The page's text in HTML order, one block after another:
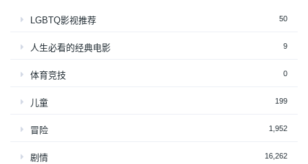
LGBTQ影视推荐 50
人生必看的经典电影 9
体育竞技 0
儿童 199
冒险 1,952
剧情 16,262